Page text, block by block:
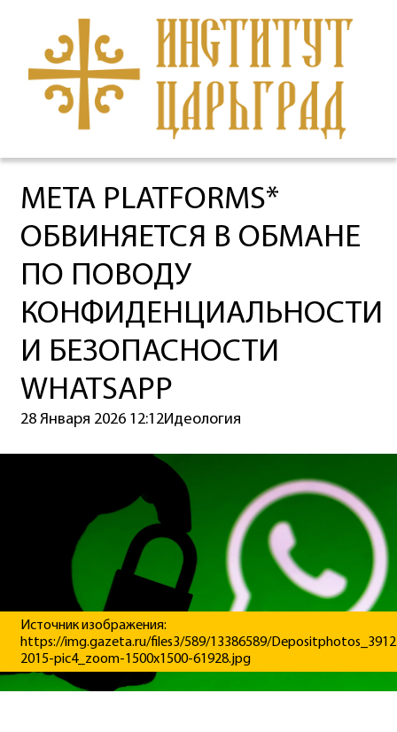
META PLATFORMS*
ОБВИНЯЕТСЯ В ОБМАНЕ
ПО ПОВОДУ
КОНФИДЕНЦИАЛЬНОСТИ
И БЕЗОПАСНОСТИ
WHATSAPP
28 Января 2026 12:12Идеология
Источник изображения:
https://img.gazeta.ru/files3/589/13386589/
2015-pic4_zoom-1500x1500-61928.jpg